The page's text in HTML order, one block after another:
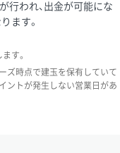
行われ、出金が可能にな
ます。
す。
ズ時点で建玉を保有していて
ントが発生しない営業日があ